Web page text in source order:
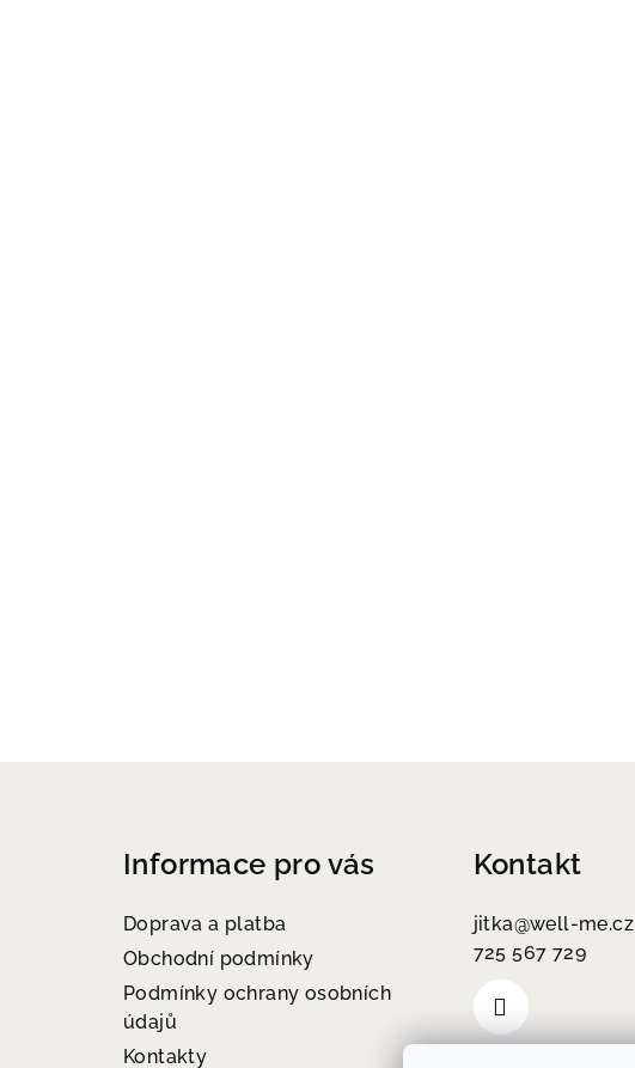
Informace pro vás
Doprava a platba
Obchodní podmínky
Podmínky ochrany osobních
údajů
Kontakty
Kontakt
jitka@well-me.cz
725 567 729